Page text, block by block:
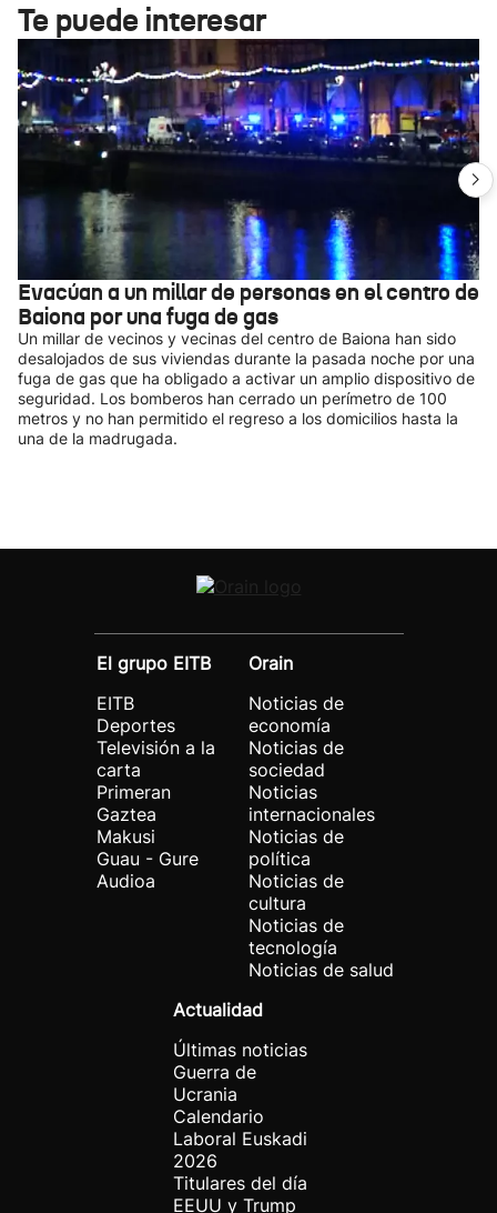
Te puede interesar
Evacúan a un millar de personas en el centro de
Baiona por una fuga de gas
Un millar de vecinos y vecinas del centro de Baiona han sido
desalojados de sus viviendas durante la pasada noche por una
fuga de gas que ha obligado a activar un amplio dispositivo de
seguridad. Los bomberos han cerrado un perímetro de 100
metros y no han permitido el regreso a los domicilios hasta la
una de la madrugada.
El grupo EITB
EITB
Deportes
Televisión a la
carta
Primeran
Gaztea
Makusi
Guau - Gure
Audioa
Orain
Noticias de
economía
Noticias de
sociedad
Noticias
internacionales
Noticias de
política
Noticias de
cultura
Noticias de
tecnología
Noticias de salud
Actualidad
Últimas noticias
Guerra de
Ucrania
Calendario
Laboral Euskadi
2026
Titulares del día
EEUU y Trump